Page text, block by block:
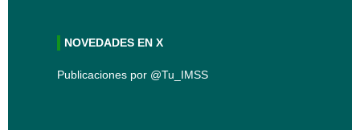
NOVEDADES EN X
Publicaciones por @Tu_IMSS